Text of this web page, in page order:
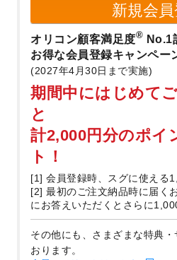
新規会
オリコン顧客満足度® No.1
お得な会員登録キャンペー
(2027年4月30日まで実施)
期間中にはじめて
と
計2,000円分のポイ
ト！
[1] 会員登録時、スグに使える
[2] 最初のご注文納品時に届く
にお答えいただくとさらに
その他にも、さまざまな特典
おります。